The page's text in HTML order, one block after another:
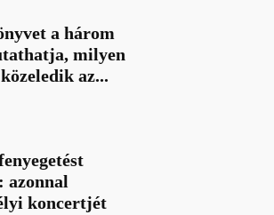
a három
milyen
az...
azonnal
koncertjét